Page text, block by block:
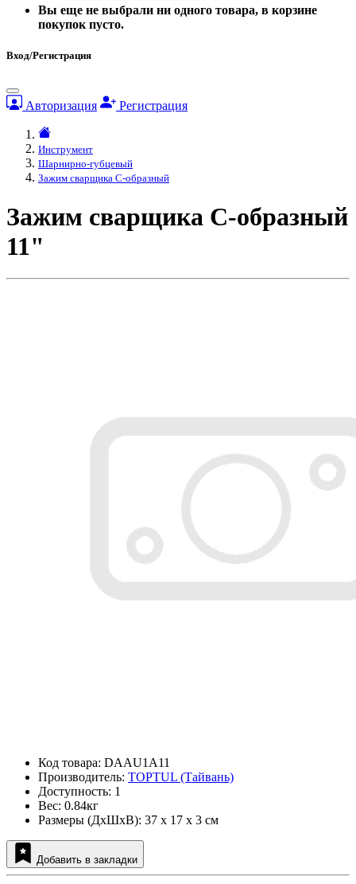
Вы еще не выбрали ни одного товара, в корзине
покупок пусто.
Вход/Регистрация
Авторизация Регистрация
Инструмент
Шарнирно-губцевый
Зажим сварщика С-образный
Зажим сварщика С-образный
11"
Код товара: DAAU1A11
Производитель: TOPTUL (Тайвань)
Доступность: 1
Вес: 0.84кг
Размеры (ДxШxВ): 37 x 17 x 3 см
Добавить в закладки